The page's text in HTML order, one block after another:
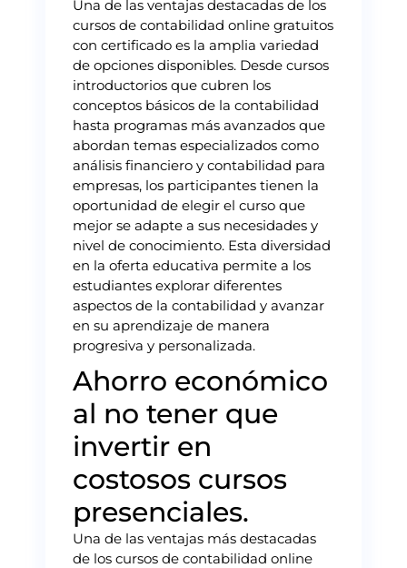
Una de las ventajas destacadas de los
cursos de contabilidad online gratuitos
con certificado es la amplia variedad
de opciones disponibles. Desde cursos
introductorios que cubren los
conceptos básicos de la contabilidad
hasta programas más avanzados que
abordan temas especializados como
análisis financiero y contabilidad para
empresas, los participantes tienen la
oportunidad de elegir el curso que
mejor se adapte a sus necesidades y
nivel de conocimiento. Esta diversidad
en la oferta educativa permite a los
estudiantes explorar diferentes
aspectos de la contabilidad y avanzar
en su aprendizaje de manera
progresiva y personalizada.
Ahorro económico
al no tener que
invertir en
costosos cursos
presenciales.
Una de las ventajas más destacadas
de los cursos de contabilidad online